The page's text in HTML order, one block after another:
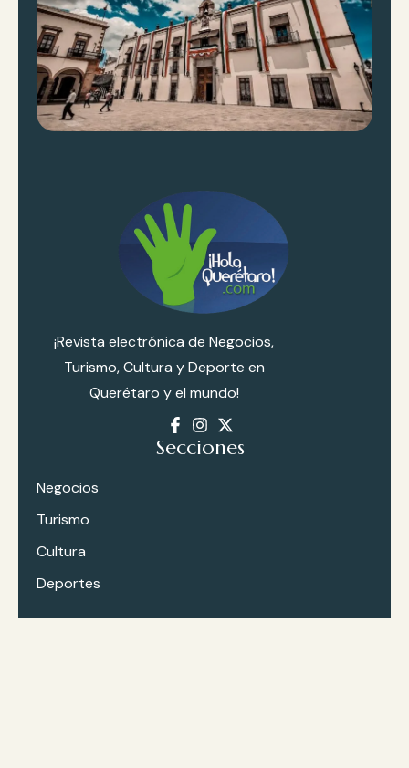
¡Revista electrónica de Negocios,
Turismo, Cultura y Deporte en
Querétaro y el mundo!
Secciones
Negocios
Turismo
Cultura
Deportes